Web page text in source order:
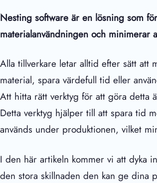
Nesting software är en lösning som
materialanvändningen och minimerar
Alla tillverkare letar alltid efter sätt att
material, spara värdefull tid eller
Att hitta rätt verktyg för att göra detta
Detta verktyg hjälper till att spara tid
används under produktionen, vilket
I den här artikeln kommer vi att dyka
den stora skillnaden den kan ge dina